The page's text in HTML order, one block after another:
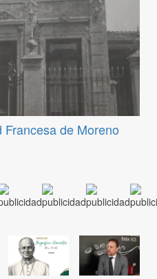
de Moreno